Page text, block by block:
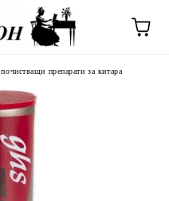
почистващи препарати за китара